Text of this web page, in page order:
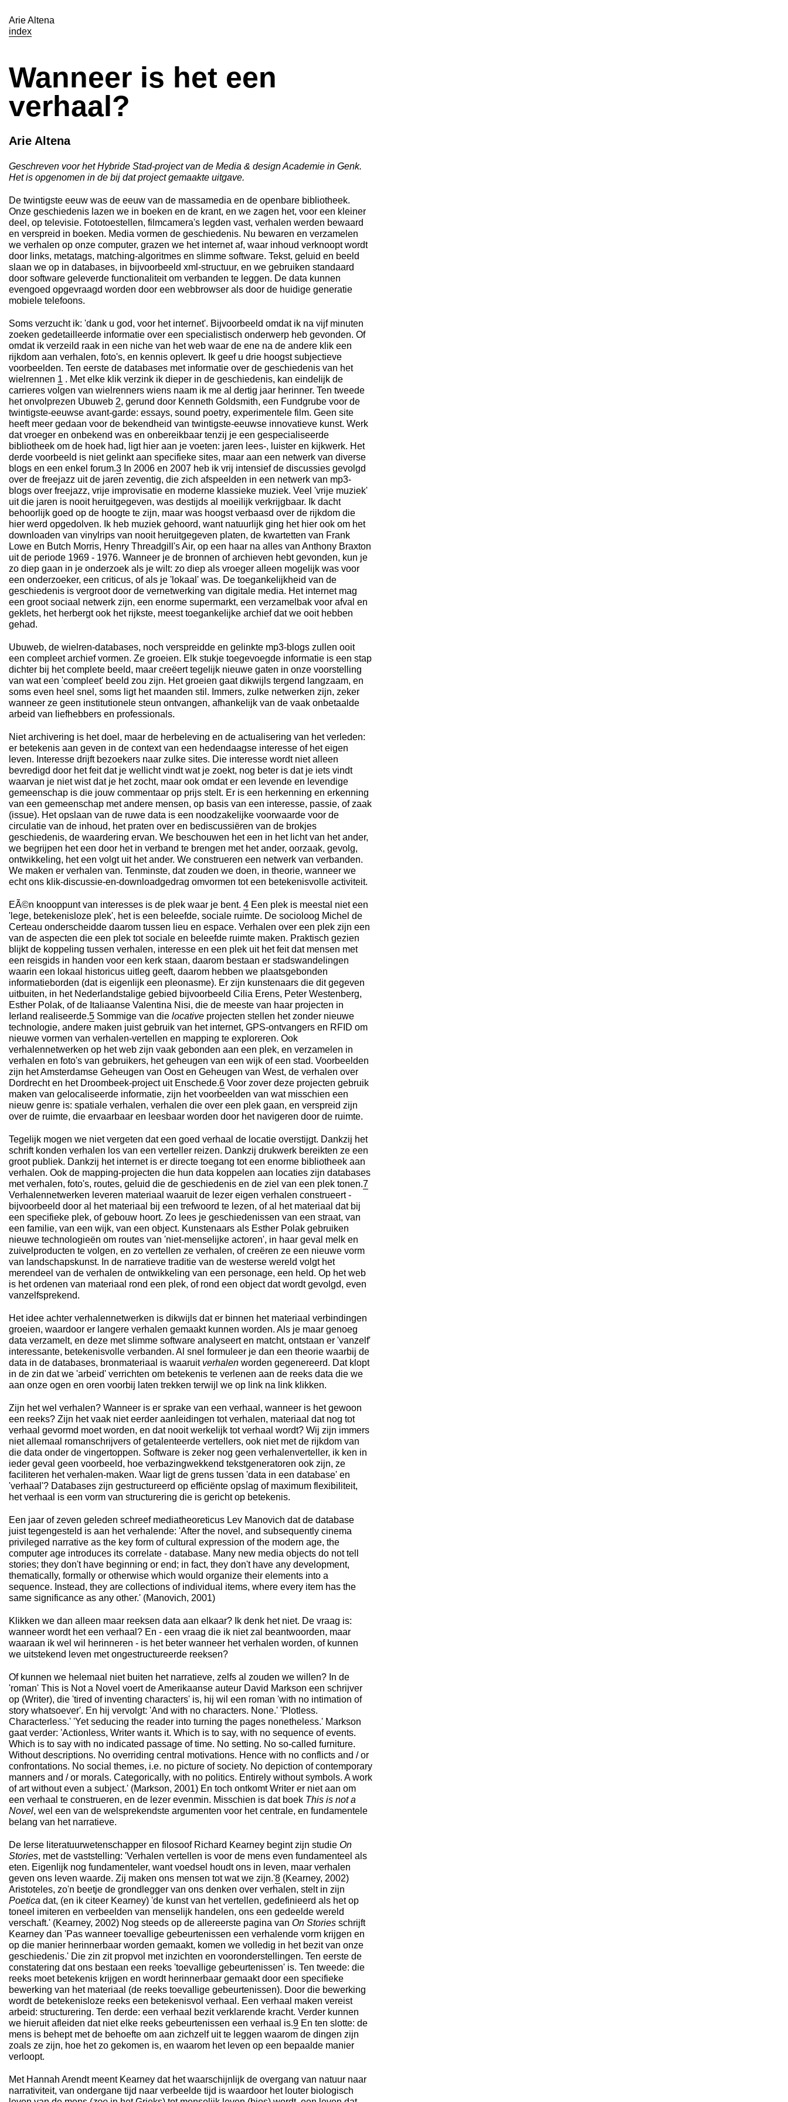
Arie Altena
index
Wanneer is het een
verhaal?
Arie Altena
Geschreven voor het Hybride Stad-project van de Media & design Academie in Genk.
Het is opgenomen in de bij dat project gemaakte uitgave.
De twintigste eeuw was de eeuw van de massamedia en de openbare bibliotheek.
Onze geschiedenis lazen we in boeken en de krant, en we zagen het, voor een kleiner
deel, op televisie. Fototoestellen, filmcamera's legden vast, verhalen werden bewaard
en verspreid in boeken. Media vormen de geschiedenis. Nu bewaren en verzamelen
we verhalen op onze computer, grazen we het internet af, waar inhoud verknoopt wordt
door links, metatags, matching-algoritmes en slimme software. Tekst, geluid en beeld
slaan we op in databases, in bijvoorbeeld xml-structuur, en we gebruiken standaard
door software geleverde functionaliteit om verbanden te leggen. De data kunnen
evengoed opgevraagd worden door een webbrowser als door de huidige generatie
mobiele telefoons.
Soms verzucht ik: 'dank u god, voor het internet'. Bijvoorbeeld omdat ik na vijf minuten
zoeken gedetailleerde informatie over een specialistisch onderwerp heb gevonden. Of
omdat ik verzeild raak in een niche van het web waar de ene na de andere klik een
rijkdom aan verhalen, foto's, en kennis oplevert. Ik geef u drie hoogst subjectieve
voorbeelden. Ten eerste de databases met informatie over de geschiedenis van het
wielrennen 1 . Met elke klik verzink ik dieper in de geschiedenis, kan eindelijk de
carrieres volgen van wielrenners wiens naam ik me al dertig jaar herinner. Ten tweede
het onvolprezen Ubuweb 2, gerund door Kenneth Goldsmith, een Fundgrube voor de
twintigste-eeuwse avant-garde: essays, sound poetry, experimentele film. Geen site
heeft meer gedaan voor de bekendheid van twintigste-eeuwse innovatieve kunst. Werk
dat vroeger en onbekend was en onbereikbaar tenzij je een gespecialiseerde
bibliotheek om de hoek had, ligt hier aan je voeten: jaren lees-, luister en kijkwerk. Het
derde voorbeeld is niet gelinkt aan specifieke sites, maar aan een netwerk van diverse
blogs en een enkel forum.3 In 2006 en 2007 heb ik vrij intensief de discussies gevolgd
over de freejazz uit de jaren zeventig, die zich afspeelden in een netwerk van mp3-
blogs over freejazz, vrije improvisatie en moderne klassieke muziek. Veel 'vrije muziek'
uit die jaren is nooit heruitgegeven, was destijds al moeilijk verkrijgbaar. Ik dacht
behoorlijk goed op de hoogte te zijn, maar was hoogst verbaasd over de rijkdom die
hier werd opgedolven. Ik heb muziek gehoord, want natuurlijk ging het hier ook om het
downloaden van vinylrips van nooit heruitgegeven platen, de kwartetten van Frank
Lowe en Butch Morris, Henry Threadgill's Air, op een haar na alles van Anthony Braxton
uit de periode 1969 - 1976. Wanneer je de bronnen of archieven hebt gevonden, kun je
zo diep gaan in je onderzoek als je wilt: zo diep als vroeger alleen mogelijk was voor
een onderzoeker, een criticus, of als je 'lokaal' was. De toegankelijkheid van de
geschiedenis is vergroot door de vernetwerking van digitale media. Het internet mag
een groot sociaal netwerk zijn, een enorme supermarkt, een verzamelbak voor afval en
geklets, het herbergt ook het rijkste, meest toegankelijke archief dat we ooit hebben
gehad.
Ubuweb, de wielren-databases, noch verspreidde en gelinkte mp3-blogs zullen ooit
een compleet archief vormen. Ze groeien. Elk stukje toegevoegde informatie is een stap
dichter bij het complete beeld, maar creëert tegelijk nieuwe gaten in onze voorstelling
van wat een 'compleet' beeld zou zijn. Het groeien gaat dikwijls tergend langzaam, en
soms even heel snel, soms ligt het maanden stil. Immers, zulke netwerken zijn, zeker
wanneer ze geen institutionele steun ontvangen, afhankelijk van de vaak onbetaalde
arbeid van liefhebbers en professionals.
Niet archivering is het doel, maar de herbeleving en de actualisering van het verleden:
er betekenis aan geven in de context van een hedendaagse interesse of het eigen
leven. Interesse drijft bezoekers naar zulke sites. Die interesse wordt niet alleen
bevredigd door het feit dat je wellicht vindt wat je zoekt, nog beter is dat je iets vindt
waarvan je niet wist dat je het zocht, maar ook omdat er een levende en levendige
gemeenschap is die jouw commentaar op prijs stelt. Er is een herkenning en erkenning
van een gemeenschap met andere mensen, op basis van een interesse, passie, of zaak
(issue). Het opslaan van de ruwe data is een noodzakelijke voorwaarde voor de
circulatie van de inhoud, het praten over en bediscussiëren van de brokjes
geschiedenis, de waardering ervan. We beschouwen het een in het licht van het ander,
we begrijpen het een door het in verband te brengen met het ander, oorzaak, gevolg,
ontwikkeling, het een volgt uit het ander. We construeren een netwerk van verbanden.
We maken er verhalen van. Tenminste, dat zouden we doen, in theorie, wanneer we
echt ons klik-discussie-en-downloadgedrag omvormen tot een betekenisvolle activiteit.
EÃ©n knooppunt van interesses is de plek waar je bent. 4 Een plek is meestal niet een
'lege, betekenisloze plek', het is een beleefde, sociale ruimte. De socioloog Michel de
Certeau onderscheidde daarom tussen lieu en espace. Verhalen over een plek zijn een
van de aspecten die een plek tot sociale en beleefde ruimte maken. Praktisch gezien
blijkt de koppeling tussen verhalen, interesse en een plek uit het feit dat mensen met
een reisgids in handen voor een kerk staan, daarom bestaan er stadswandelingen
waarin een lokaal historicus uitleg geeft, daarom hebben we plaatsgebonden
informatieborden (dat is eigenlijk een pleonasme). Er zijn kunstenaars die dit gegeven
uitbuiten, in het Nederlandstalige gebied bijvoorbeeld Cilia Erens, Peter Westenberg,
Esther Polak, of de Italiaanse Valentina Nisi, die de meeste van haar projecten in
Ierland realiseerde.5 Sommige van die locative projecten stellen het zonder nieuwe
technologie, andere maken juist gebruik van het internet, GPS-ontvangers en RFID om
nieuwe vormen van verhalen-vertellen en mapping te exploreren. Ook
verhalennetwerken op het web zijn vaak gebonden aan een plek, en verzamelen in
verhalen en foto's van gebruikers, het geheugen van een wijk of een stad. Voorbeelden
zijn het Amsterdamse Geheugen van Oost en Geheugen van West, de verhalen over
Dordrecht en het Droombeek-project uit Enschede.6 Voor zover deze projecten gebruik
maken van gelocaliseerde informatie, zijn het voorbeelden van wat misschien een
nieuw genre is: spatiale verhalen, verhalen die over een plek gaan, en verspreid zijn
over de ruimte, die ervaarbaar en leesbaar worden door het navigeren door de ruimte.
Tegelijk mogen we niet vergeten dat een goed verhaal de locatie overstijgt. Dankzij het
schrift konden verhalen los van een verteller reizen. Dankzij drukwerk bereikten ze een
groot publiek. Dankzij het internet is er directe toegang tot een enorme bibliotheek aan
verhalen. Ook de mapping-projecten die hun data koppelen aan locaties zijn databases
met verhalen, foto's, routes, geluid die de geschiedenis en de ziel van een plek tonen.7
Verhalennetwerken leveren materiaal waaruit de lezer eigen verhalen construeert -
bijvoorbeeld door al het materiaal bij een trefwoord te lezen, of al het materiaal dat bij
een specifieke plek, of gebouw hoort. Zo lees je geschiedenissen van een straat, van
een familie, van een wijk, van een object. Kunstenaars als Esther Polak gebruiken
nieuwe technologieën om routes van 'niet-menselijke actoren', in haar geval melk en
zuivelproducten te volgen, en zo vertellen ze verhalen, of creëren ze een nieuwe vorm
van landschapskunst. In de narratieve traditie van de westerse wereld volgt het
merendeel van de verhalen de ontwikkeling van een personage, een held. Op het web
is het ordenen van materiaal rond een plek, of rond een object dat wordt gevolgd, even
vanzelfsprekend.
Het idee achter verhalennetwerken is dikwijls dat er binnen het materiaal verbindingen
groeien, waardoor er langere verhalen gemaakt kunnen worden. Als je maar genoeg
data verzamelt, en deze met slimme software analyseert en matcht, ontstaan er 'vanzelf'
interessante, betekenisvolle verbanden. Al snel formuleer je dan een theorie waarbij de
data in de databases, bronmateriaal is waaruit verhalen worden gegenereerd. Dat klopt
in de zin dat we 'arbeid' verrichten om betekenis te verlenen aan de reeks data die we
aan onze ogen en oren voorbij laten trekken terwijl we op link na link klikken.
Zijn het wel verhalen? Wanneer is er sprake van een verhaal, wanneer is het gewoon
een reeks? Zijn het vaak niet eerder aanleidingen tot verhalen, materiaal dat nog tot
verhaal gevormd moet worden, en dat nooit werkelijk tot verhaal wordt? Wij zijn immers
niet allemaal romanschrijvers of getalenteerde vertellers, ook niet met de rijkdom van
die data onder de vingertoppen. Software is zeker nog geen verhalenverteller, ik ken in
ieder geval geen voorbeeld, hoe verbazingwekkend tekstgeneratoren ook zijn, ze
faciliteren het verhalen-maken. Waar ligt de grens tussen 'data in een database' en
'verhaal'? Databases zijn gestructureerd op efficiënte opslag of maximum flexibiliteit,
het verhaal is een vorm van structurering die is gericht op betekenis.
Een jaar of zeven geleden schreef mediatheoreticus Lev Manovich dat de database
juist tegengesteld is aan het verhalende: 'After the novel, and subsequently cinema
privileged narrative as the key form of cultural expression of the modern age, the
computer age introduces its correlate - database. Many new media objects do not tell
stories; they don't have beginning or end; in fact, they don't have any development,
thematically, formally or otherwise which would organize their elements into a
sequence. Instead, they are collections of individual items, where every item has the
same significance as any other.' (Manovich, 2001)
Klikken we dan alleen maar reeksen data aan elkaar? Ik denk het niet. De vraag is:
wanneer wordt het een verhaal? En - een vraag die ik niet zal beantwoorden, maar
waaraan ik wel wil herinneren - is het beter wanneer het verhalen worden, of kunnen
we uitstekend leven met ongestructureerde reeksen?
Of kunnen we helemaal niet buiten het narratieve, zelfs al zouden we willen? In de
'roman' This is Not a Novel voert de Amerikaanse auteur David Markson een schrijver
op (Writer), die 'tired of inventing characters' is, hij wil een roman 'with no intimation of
story whatsoever'. En hij vervolgt: 'And with no characters. None.' 'Plotless.
Characterless.' 'Yet seducing the reader into turning the pages nonetheless.' Markson
gaat verder: 'Actionless, Writer wants it. Which is to say, with no sequence of events.
Which is to say with no indicated passage of time. No setting. No so-called furniture.
Without descriptions. No overriding central motivations. Hence with no conflicts and / or
confrontations. No social themes, i.e. no picture of society. No depiction of contemporary
manners and / or morals. Categorically, with no politics. Entirely without symbols. A work
of art without even a subject.' (Markson, 2001) En toch ontkomt Writer er niet aan om
een verhaal te construeren, en de lezer evenmin. Misschien is dat boek This is not a
Novel, wel een van de welsprekendste argumenten voor het centrale, en fundamentele
belang van het narratieve.
De Ierse literatuurwetenschapper en filosoof Richard Kearney begint zijn studie On
Stories, met de vaststelling: 'Verhalen vertellen is voor de mens even fundamenteel als
eten. Eigenlijk nog fundamenteler, want voedsel houdt ons in leven, maar verhalen
geven ons leven waarde. Zij maken ons mensen tot wat we zijn.'8 (Kearney, 2002)
Aristoteles, zo'n beetje de grondlegger van ons denken over verhalen, stelt in zijn
Poetica dat, (en ik citeer Kearney) 'de kunst van het vertellen, gedefinieerd als het op
toneel imiteren en verbeelden van menselijk handelen, ons een gedeelde wereld
verschaft.' (Kearney, 2002) Nog steeds op de allereerste pagina van On Stories schrijft
Kearney dan 'Pas wanneer toevallige gebeurtenissen een verhalende vorm krijgen en
op die manier herinnerbaar worden gemaakt, komen we volledig in het bezit van onze
geschiedenis.' Die zin zit propvol met inzichten en vooronderstellingen. Ten eerste de
constatering dat ons bestaan een reeks 'toevallige gebeurtenissen' is. Ten tweede: die
reeks moet betekenis krijgen en wordt herinnerbaar gemaakt door een specifieke
bewerking van het materiaal (de reeks toevallige gebeurtenissen). Door die bewerking
wordt de betekenisloze reeks een betekenisvol verhaal. Een verhaal maken vereist
arbeid: structurering. Ten derde: een verhaal bezit verklarende kracht. Verder kunnen
we hieruit afleiden dat niet elke reeks gebeurtenissen een verhaal is.9 En ten slotte: de
mens is behept met de behoefte om aan zichzelf uit te leggen waarom de dingen zijn
zoals ze zijn, hoe het zo gekomen is, en waarom het leven op een bepaalde manier
verloopt.
Met Hannah Arendt meent Kearney dat het waarschijnlijk de overgang van natuur naar
narrativiteit, van ondergane tijd naar verbeelde tijd is waardoor het louter biologisch